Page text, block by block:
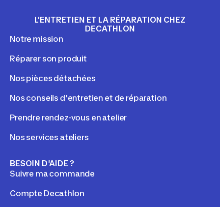
L'ENTRETIEN ET LA RÉPARATION CHEZ
DECATHLON
Notre mission
Réparer son produit
Nos pièces détachées
Nos conseils d'entretien et de réparation
Prendre rendez-vous en atelier
Nos services ateliers
BESOIN D'AIDE ?
Suivre ma commande
Compte Decathlon